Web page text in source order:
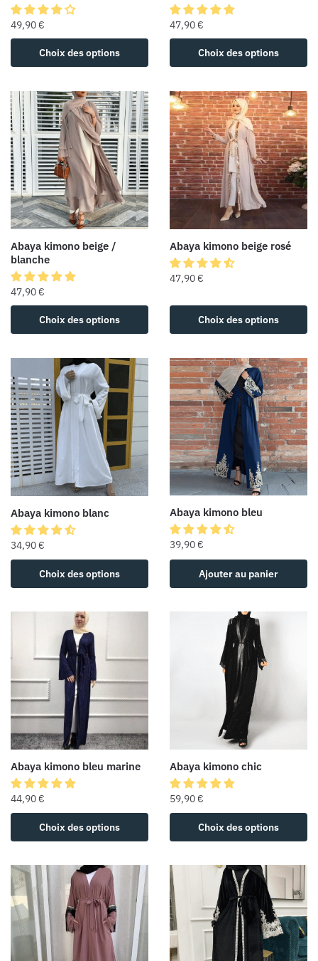
49,90€
Choix des options
47,90€
Choix des options
Abaya kimono beige /
blanche
47,90€
Choix des options
Abaya kimono beige rosé
47,90€
Choix des options
Abaya kimono blanc
34,90€
Choix des options
Abaya kimono bleu
39,90€
Ajouter au panier
Abaya kimono bleu marine
44,90€
Choix des options
Abaya kimono chic
59,90€
Choix des options